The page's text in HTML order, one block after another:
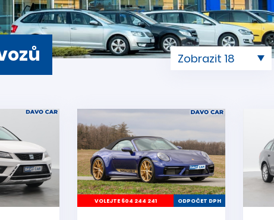
VOLEJTE 604 244 241 ODPOČET DPH